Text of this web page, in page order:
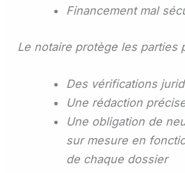
Financement mal
Le notaire protège les parties
Des vérifications
Une rédaction
Une obligation de
sur mesure en
de chaque dossier